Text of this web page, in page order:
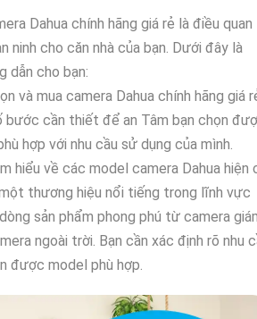
Dahua chính hãng giá rẻ là điều quan
ninh cho căn nhà của bạn. Dưới đây là
dẫn cho bạn:
và mua camera Dahua chính hãng giá
bước cần thiết để an Tâm bạn chọn
hợp với nhu cầu sử dụng của mình.
hiểu về các model camera Dahua hiện
thương hiệu nổi tiếng trong lĩnh vực
sản phẩm phong phú từ camera
ngoài trời. Bạn cần xác định rõ nhu
được model phù hợp.